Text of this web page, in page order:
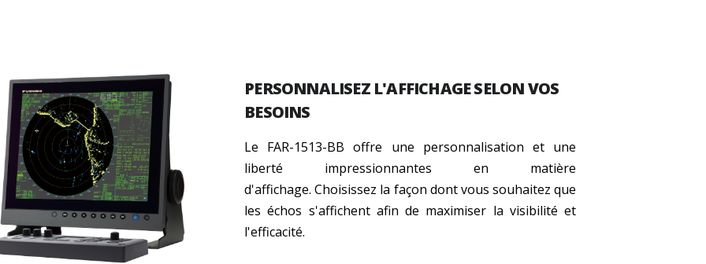
PERSONNALISEZ L'AFFICHAGE SELON VOS
BESOINS
Le FAR-1513-BB offre une personnalisation et une
liberté impressionnantes en matière
d'affichage. Choisissez la façon dont vous souhaitez que
les échos s'affichent afin de maximiser la visibilité et
l'efficacité.